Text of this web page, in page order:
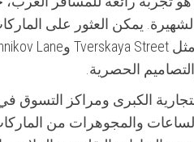
الحصرية.
التجارية الكبرى ومراكز
والمجوهرات من